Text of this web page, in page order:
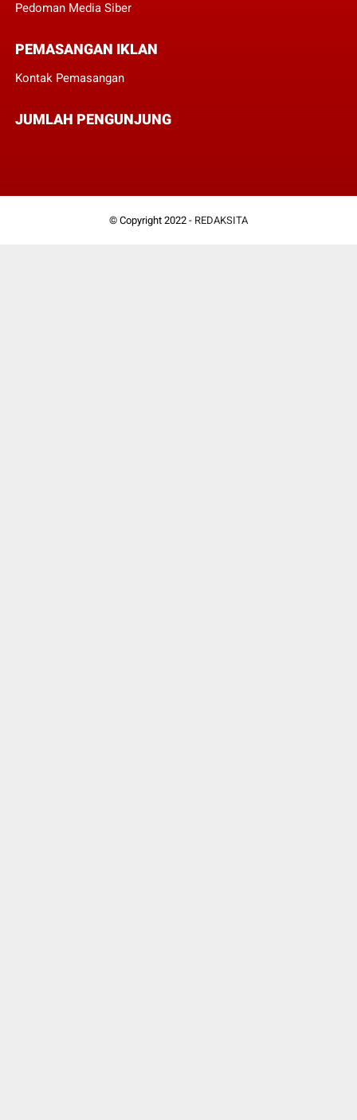
Pedoman Media Siber
PEMASANGAN IKLAN
Kontak Pemasangan
JUMLAH PENGUNJUNG
© Copyright 2022 - REDAKSITA